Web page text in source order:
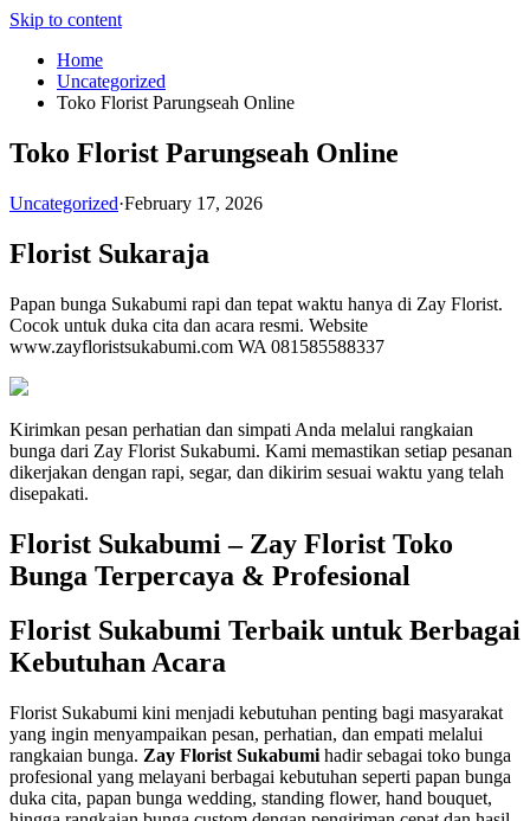
Skip to content
Home
Uncategorized
Toko Florist Parungseah Online
Toko Florist Parungseah Online
Uncategorized·February 17, 2026
Florist Sukaraja
Papan bunga Sukabumi rapi dan tepat waktu hanya di Zay Florist.
Cocok untuk duka cita dan acara resmi. Website
www.zayfloristsukabumi.com WA 081585588337
Kirimkan pesan perhatian dan simpati Anda melalui rangkaian
bunga dari Zay Florist Sukabumi. Kami memastikan setiap pesanan
dikerjakan dengan rapi, segar, dan dikirim sesuai waktu yang telah
disepakati.
Florist Sukabumi – Zay Florist Toko
Bunga Terpercaya & Profesional
Florist Sukabumi Terbaik untuk Berbagai
Kebutuhan Acara
Florist Sukabumi kini menjadi kebutuhan penting bagi masyarakat
yang ingin menyampaikan pesan, perhatian, dan empati melalui
rangkaian bunga. Zay Florist Sukabumi hadir sebagai toko bunga
profesional yang melayani berbagai kebutuhan seperti papan bunga
duka cita, papan bunga wedding, standing flower, hand bouquet,